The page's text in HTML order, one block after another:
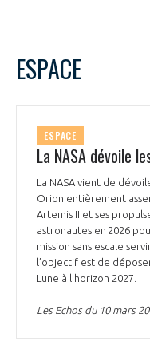
ESPACE
ESPACE
La NASA dévoile
La NASA vient de
Orion entièrement
Artemis II et ses
astronautes en 2026
mission sans escale
l’objectif est de
Lune à l'horizon 2027.
Les Echos du 10 mars